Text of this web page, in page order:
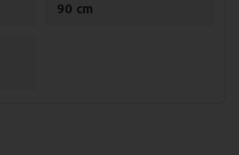
90 cm